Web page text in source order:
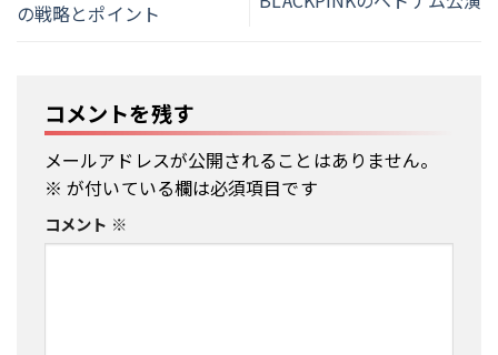
の戦略とポイント
コメントを残す
メールアドレスが公開されることはありません。
※ が付いている欄は必須項目です
コメント ※